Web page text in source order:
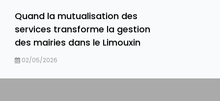
Quand la mutualisation des
services transforme la gestion
des mairies dans le Limouxin
02/05/2026